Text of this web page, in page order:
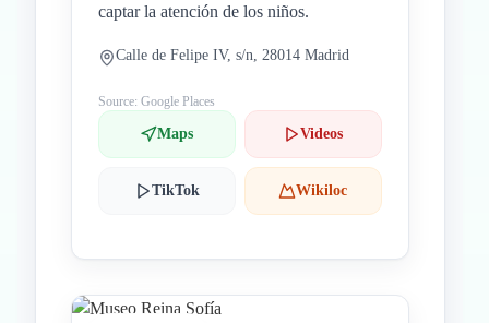
captar la atención de los niños.
Calle de Felipe IV, s/n, 28014 Madrid
Source: Google Places
Maps Videos
TikTok Wikiloc